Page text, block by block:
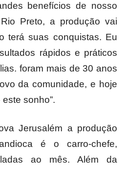
benefícios de nosso
Preto, a produção vai
terá suas conquistas. Eu
rápidos e práticos
foram mais de 30 anos
da comunidade, e hoje
sonho”.
Jerusalém a produção
é o carro-chefe,
ao mês. Além da